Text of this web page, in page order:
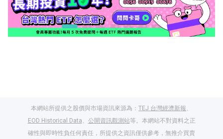
本網站所提供之股價與市場資訊來源為： TEJ 台灣經濟新報、
EOD Historical Data、 公開資訊觀測站等。本網站不對資料之正
確性與即時性負任何責任，所提供之資訊僅供參考，無推介買賣